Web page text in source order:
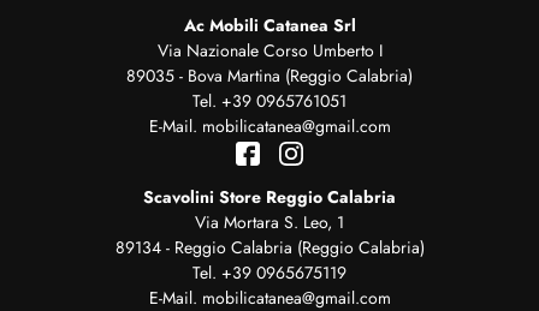
Ac Mobili Catanea Srl
Via Nazionale Corso Umberto I
89035 - Bova Martina (Reggio Calabria)
Tel. +39 0965761051
E-Mail. mobilicatanea@gmail.com
Scavolini Store Reggio Calabria
Via Mortara S. Leo, 1
89134 - Reggio Calabria (Reggio Calabria)
Tel. +39 0965675119
E-Mail. mobilicatanea@gmail.com